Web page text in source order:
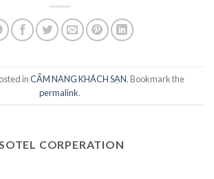
inCẨM NANG KHÁCH SẠN. Bookmark the
permalink.
CORPERATION